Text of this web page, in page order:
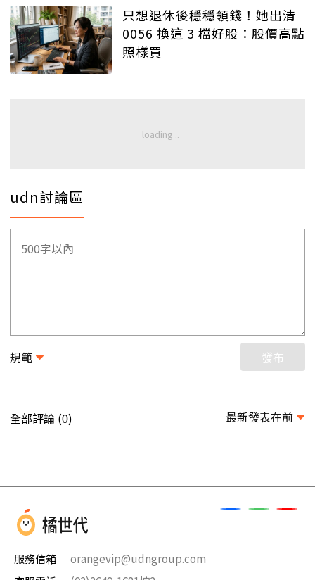
只想退休後穩穩領錢！她出清
0056 換這 3 檔好股：股價高點
照樣買
udn討論區
規範 發布
全部評論 (0) 最新發表在前
服務信箱
orangevip@udngroup.com